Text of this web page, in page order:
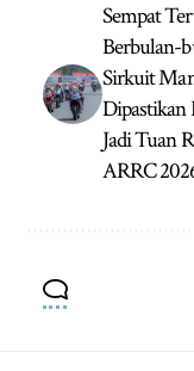
Sempat
Berbulan-
Sirkuit
Dipastikan
Jadi Tuan
ARRC